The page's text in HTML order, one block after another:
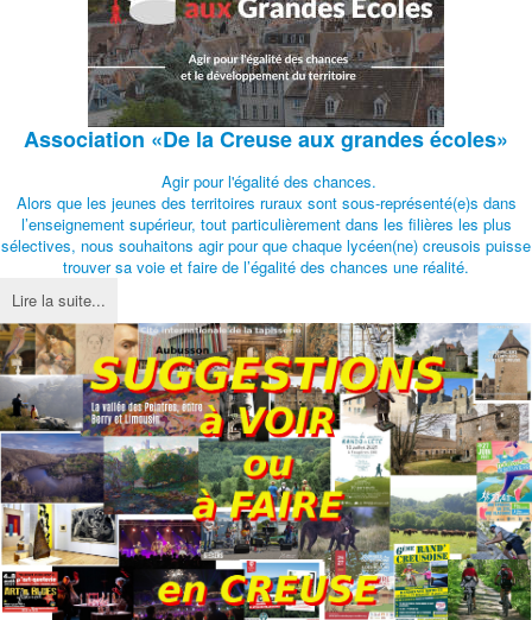
Association «De la Creuse aux grandes écoles»
Agir pour l'égalité des chances.
Alors que les jeunes des territoires ruraux sont sous-représenté(e)s dans
l’enseignement supérieur, tout particulièrement dans les filières les plus
sélectives, nous souhaitons agir pour que chaque lycéen(ne) creusois puisse
trouver sa voie et faire de l’égalité des chances une réalité.
Lire la suite...